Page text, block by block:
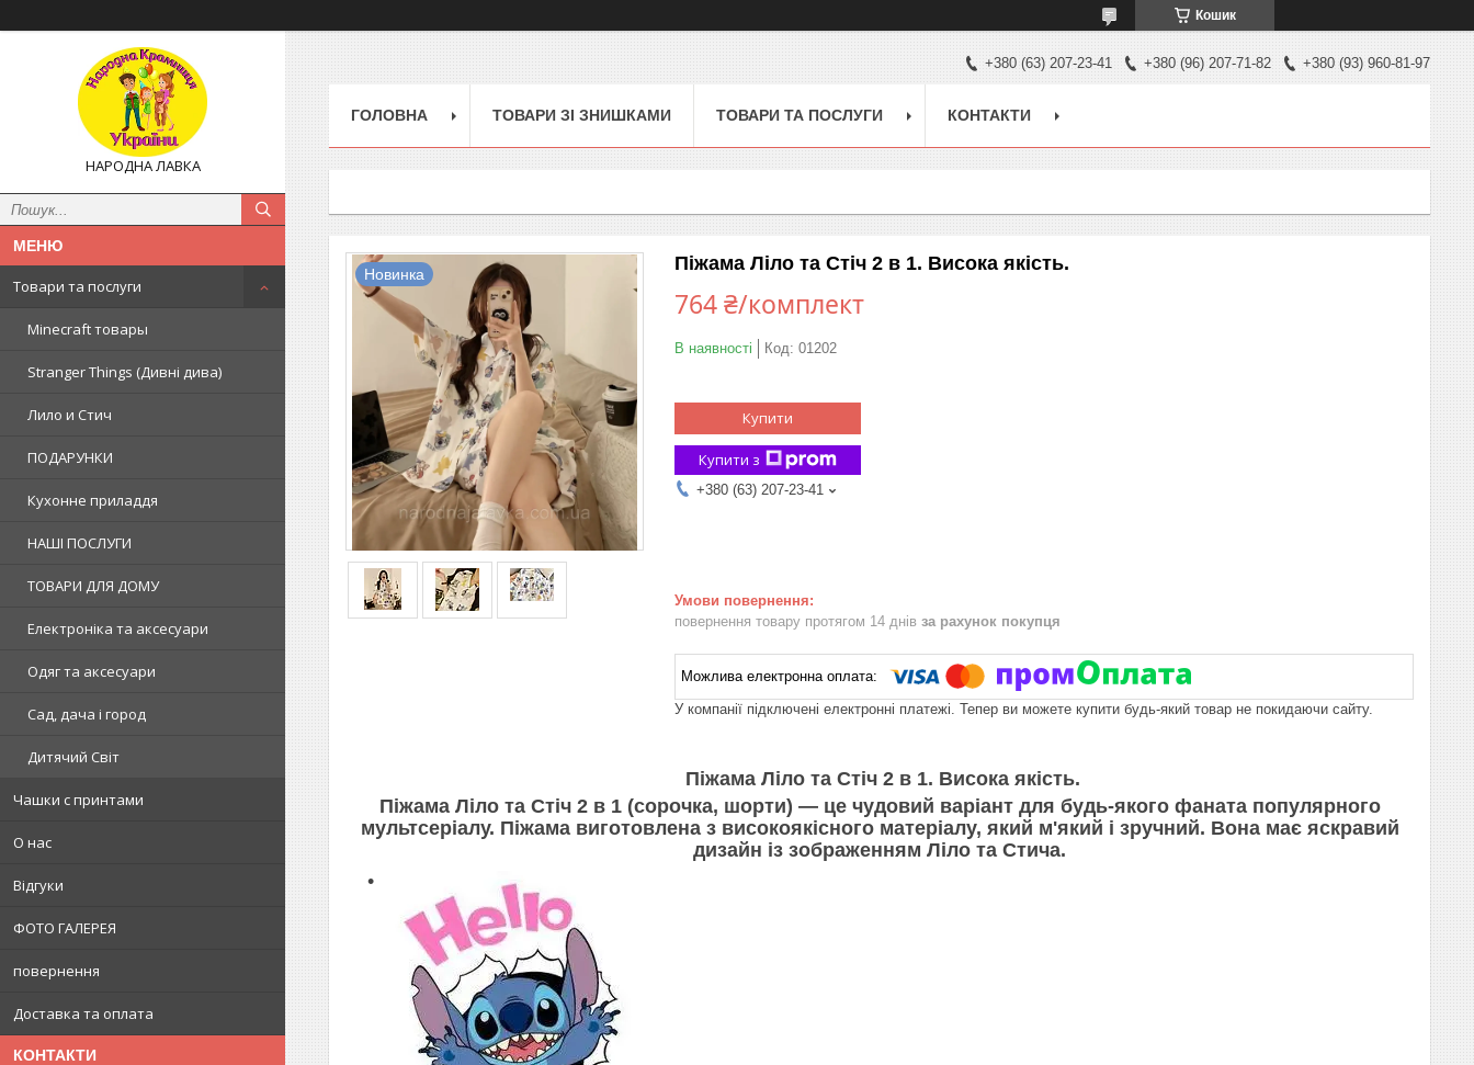
Кошик
НАРОДНА ЛАВКА
Товари та послуги
Minecraft товары
Stranger Things (Дивні дива)
Лило и Стич
ПОДАРУНКИ
Кухонне приладдя
НАШІ ПОСЛУГИ
ТОВАРИ ДЛЯ ДОМУ
Електроніка та аксесуари
Одяг та аксесуари
Сад, дача і город
Дитячий Світ
Чашки с принтами
О нас
Відгуки
ФОТО ГАЛЕРЕЯ
повернення
Доставка та оплата
КОНТАКТИ
+380 (63) 207-23-41 +380 (96) 207-71-82 +380 (93) 960-81-97
ГОЛОВНА ТОВАРИ ЗІ ЗНИШКАМИ ТОВАРИ ТА ПОСЛУГИ КОНТАКТИ
Новинка Піжама Ліло та Стіч 2 в 1. Висока якість.
764 ₴/комплект
В наявності Код: 01202
Купити
Купити з
+380 (63) 207-23-41
повернення товару протягом 14 днів за рахунок покупця
У компанії підключені електронні платежі. Тепер ви можете купити будь-який товар не покидаючи сайту.
Піжама Ліло та Стіч 2 в 1. Висока якість.
Піжама Ліло та Стіч 2 в 1 (сорочка, шорти) — це чудовий варіант для будь-якого фаната популярного
мультсеріалу. Піжама виготовлена з високоякісного матеріалу, який м'який і зручний. Вона має яскравий
дизайн із зображенням Ліло та Стича.